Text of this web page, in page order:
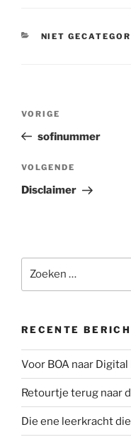
CATEGORIEËN
NIET
Vorig
bericht
VORIGE
sofinummer
Volgend
bericht
VOLGENDE
Disclaimer
naar:
RECENTE
Voor BOA naar
Retourtje terug naar
Die ene leerkracht